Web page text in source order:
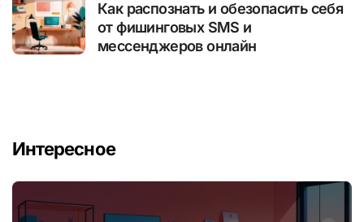
Как распознать и обезопасить себя
от фишинговых SMS и
мессенджеров онлайн
Интересное